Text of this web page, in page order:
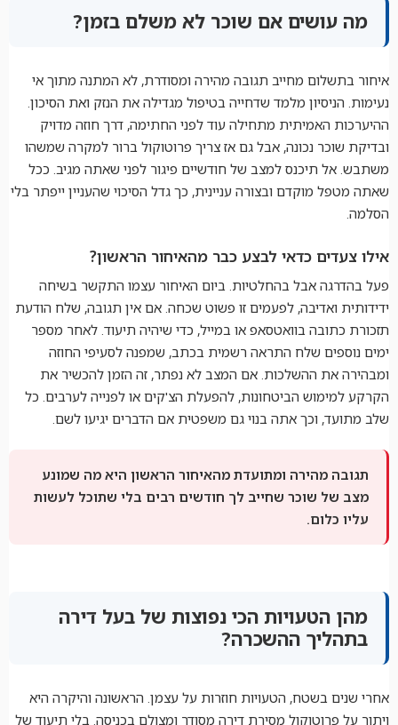
מה עושים אם שוכר לא משלם בזמן?
איחור בתשלום מחייב תגובה מהירה ומסודרת, לא המתנה מתוך אי
נעימות. הניסיון מלמד שדחייה בטיפול מגדילה את הנזק ואת הסיכון.
ההיערכות האמיתית מתחילה עוד לפני החתימה, דרך חוזה מדויק
ובדיקת שוכר נכונה, אבל גם אז צריך פרוטוקול ברור למקרה שמשהו
משתבש. אל תיכנס למצב של חודשיים פיגור לפני שאתה מגיב. ככל
שאתה מטפל מוקדם ובצורה עניינית, כך גדל הסיכוי שהעניין ייפתר בלי
הסלמה.
אילו צעדים כדאי לבצע כבר מהאיחור הראשון?
פעל בהדרגה אבל בהחלטיות. ביום האיחור עצמו התקשר בשיחה
ידידותית ואדיבה, לפעמים זו פשוט שכחה. אם אין תגובה, שלח הודעת
תזכורת כתובה בוואטסאפ או במייל, כדי שיהיה תיעוד. לאחר מספר
ימים נוספים שלח התראה רשמית בכתב, שמפנה לסעיפי החוזה
ומבהירה את ההשלכות. אם המצב לא נפתר, זה הזמן להכשיר את
הקרקע למימוש הביטחונות, להפעלת הצ'קים או לפנייה לערבים. כל
שלב מתועד, וכך אתה בנוי גם משפטית אם הדברים יגיעו לשם.
תגובה מהירה ומתועדת מהאיחור הראשון היא מה שמונע
מצב של שוכר שחייב לך חודשים רבים בלי שתוכל לעשות
עליו כלום.
מהן הטעויות הכי נפוצות של בעל דירה
בתהליך ההשכרה?
אחרי שנים בשטח, הטעויות חוזרות על עצמן. הראשונה והיקרה היא
ויתור על פרוטוקול מסירת דירה מסודר ומצולם בכניסה. בלי תיעוד של